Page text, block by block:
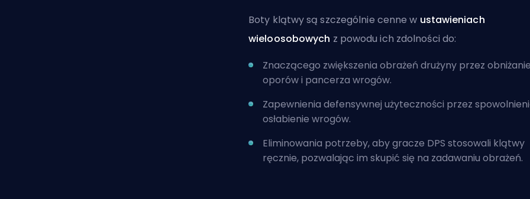
Boty klątwy są szczególnie cenne w ustawieniach
wieloosobowych z powodu ich zdolności do:
Znaczącego zwiększenia obrażeń drużyny przez
oporów i pancerza wrogów.
Zapewnienia defensywnej użyteczności przez
osłabienie wrogów.
Eliminowania potrzeby, aby gracze DPS stosowali klątwy
ręcznie, pozwalając im skupić się na zadawaniu obrażeń.